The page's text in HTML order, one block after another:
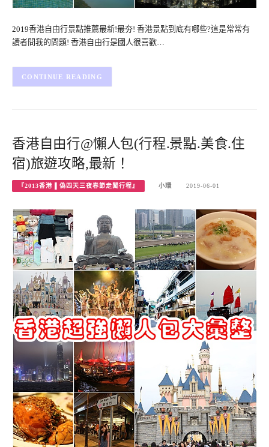
2019香港自由行景點推薦最新!最夯! 香港景點到底有哪些?這是常常有
讀者問我的問題! 香港自由行是國人很喜歡…
CONTINUE READING
香港自由行@懶人包(行程.景點.美食.住
宿)旅遊攻略,最新！
『2013香港 ▌偽四天三夜春節走闖行程』 小環 2019-06-01